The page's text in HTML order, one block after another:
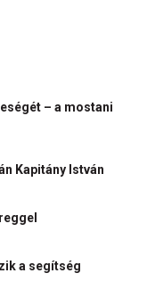
– a mostani
Kapitány István
a segítség